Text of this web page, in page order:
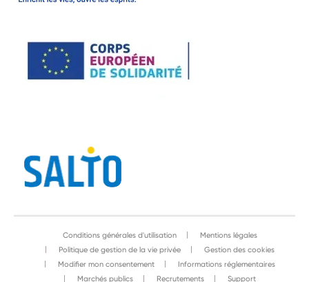
Conditions générales d'utilisation
Mentions légales
Politique de gestion de la vie privée
Gestion des cookies
Modifier mon consentement
Informations réglementaires
Marchés publics
Recrutements Support